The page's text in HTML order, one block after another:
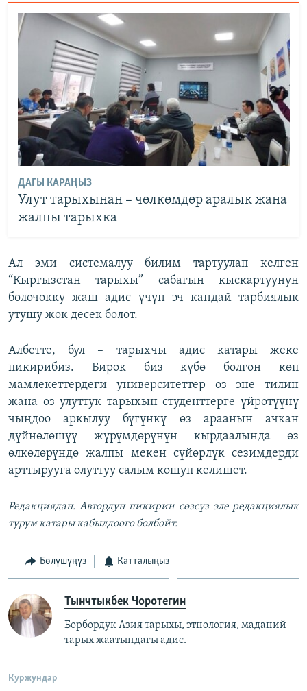
ДАГЫ КАРАҢЫЗ
Улут тарыхынан – чөлкөмдөр аралык жана
жалпы тарыхка
Ал эми системалуу билим тартуулап келген
“Кыргызстан тарыхы” сабагын кыскартуунун
болочокку жаш адис үчүн эч кандай тарбиялык
утушу жок десек болот.
Албетте, бул – тарыхчы адис катары жеке
пикирибиз. Бирок биз күбө болгон көп
мамлекеттердеги университеттер өз эне тилин
жана өз улуттук тарыхын студенттерге үйрөтүүнү
чыңдоо аркылуу бүгүнкү өз араанын ачкан
дүйнөлөшүү жүрүмдөрүнүн кырдаалында өз
өлкөлөрүндө жалпы мекен сүйөрлүк сезимдерди
арттырууга олуттуу салым кошуп келишет.
Редакциядан. Автордун пикирин сөзсүз эле редакциялык
турум катары кабылдоого болбойт.
Бөлүшүңүз Катталыңыз
Тынчтыкбек Чоротегин
Борбордук Азия тарыхы, этнология, маданий
тарых жаатындагы адис.
Куржундар